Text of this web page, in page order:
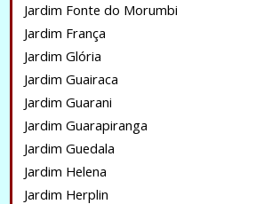
Jardim Fonte do Morumbi
Jardim França
Jardim Glória
Jardim Guairaca
Jardim Guarani
Jardim Guarapiranga
Jardim Guedala
Jardim Helena
Jardim Herplin